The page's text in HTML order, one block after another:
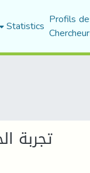
Statistics Profils
تجربة